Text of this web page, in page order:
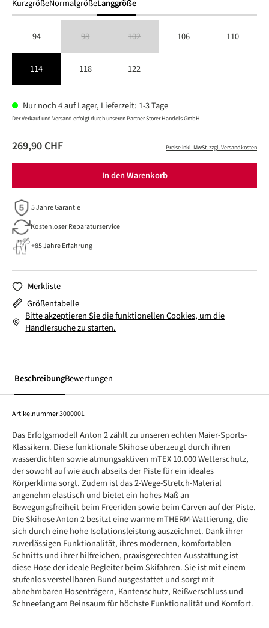
KurzgrößeNormalgrößeLanggröße
94 98 102 106 110
114 118 122
Nur noch 4 auf Lager, Lieferzeit: 1-3 Tage
Der Verkauf und Versand erfolgt durch unseren Partner Storer Handels GmbH.
269,90 CHF Preise inkl. MwSt. zzgl. Versandkosten
In den Warenkorb
5 Jahre Garantie
Kostenloser Reparaturservice
+85 Jahre Erfahrung
Merkliste
Größentabelle
Bitte akzeptieren Sie die funktionellen Cookies, um die
Händlersuche zu starten.
BeschreibungBewertungen
Artikelnummer3000001
Das Erfolgsmodell Anton 2 zählt zu unseren echten Maier-Sports-
Klassikern. Diese funktionale Skihose überzeugt durch ihren
wasserdichten sowie atmungsaktiven mTEX 10.000 Wetterschutz,
der sowohl auf wie auch abseits der Piste für ein ideales
Körperklima sorgt. Zudem ist das 2-Wege-Stretch-Material
angenehm elastisch und bietet ein hohes Maß an
Bewegungsfreiheit beim Freeriden sowie beim Carven auf der Piste.
Die Skihose Anton 2 besitzt eine warme mTHERM-Wattierung, die
sich durch eine hohe Isolationsleistung auszeichnet. Dank ihrer
zuverlässigen Funktionalität, ihres modernen, komfortablen
Schnitts und ihrer hilfreichen, praxisgerechten Ausstattung ist
diese Hose der ideale Begleiter beim Skifahren. Sie ist mit einem
stufenlos verstellbaren Bund ausgestattet und sorgt mit
abnehmbaren Hosenträgern, Kantenschutz, Reißverschluss und
Schneefang am Beinsaum für höchste Funktionalität und Komfort.